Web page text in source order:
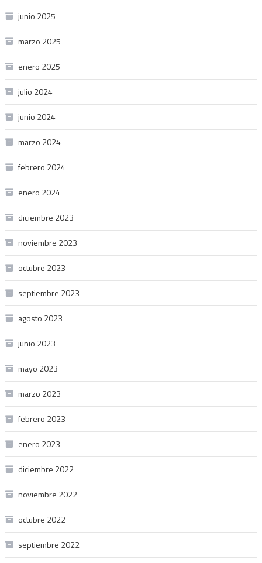
junio 2025
marzo 2025
enero 2025
julio 2024
junio 2024
marzo 2024
febrero 2024
enero 2024
diciembre 2023
noviembre 2023
octubre 2023
septiembre 2023
agosto 2023
junio 2023
mayo 2023
marzo 2023
febrero 2023
enero 2023
diciembre 2022
noviembre 2022
octubre 2022
septiembre 2022